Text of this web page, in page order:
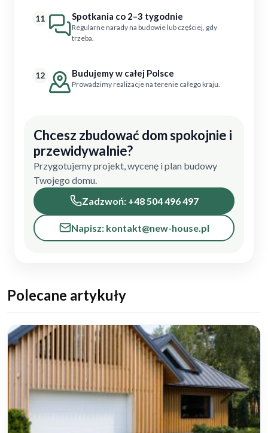
11 Spotkania co 2–3 tygodnie
Regularne narady na budowie lub częściej, gdy
trzeba.
12 Budujemy w całej Polsce
Prowadzimy realizacje na terenie całego kraju.
Chcesz zbudować dom spokojnie i
przewidywalnie?
Przygotujemy projekt, wycenę i plan budowy
Twojego domu.
Zadzwoń: +48 504 496 497
Napisz: kontakt@new-house.pl
Polecane artykuły